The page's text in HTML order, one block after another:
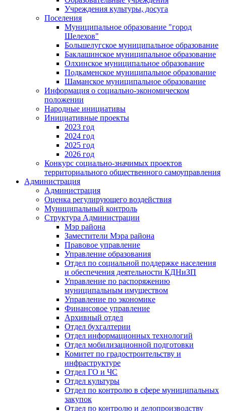
Учреждения культуры, досуга
Поселения
Муниципальное образование "город
Шелехов"
Большелугское муниципальное образование
Баклашинское муниципальное образование
Олхинское муниципальное образование
Подкаменское муниципальное образование
Шаманское муниципальное образование
Информация о социально-экономическом
положении
Народные инициативы
Инициативные проекты
2023 год
2024 год
2025 год
2026 год
Конкурс социально-значимых проектов
территориального общественного самоуправления
Администрация
Администрация
Оценка регулирующего воздействия
Муниципальный контроль
Структура Администрации
Мэр района
Заместители Мэра района
Правовое управление
Управление образования
Отдел по социальной поддержке населения
и обеспечения деятельности КДНиЗП
Управление по распоряжению
муниципальным имуществом
Управление по экономике
Финансовое управление
Архивный отдел
Отдел бухгалтерии
Отдел информационных технологий
Отдел мобилизационной подготовки
Комитет по градостроительству и
инфраструктуре
Отдел ГО и ЧС
Отдел культуры
Отдел по контролю в сфере муниципальных
закупок
Отдел по контролю и делопроизводству